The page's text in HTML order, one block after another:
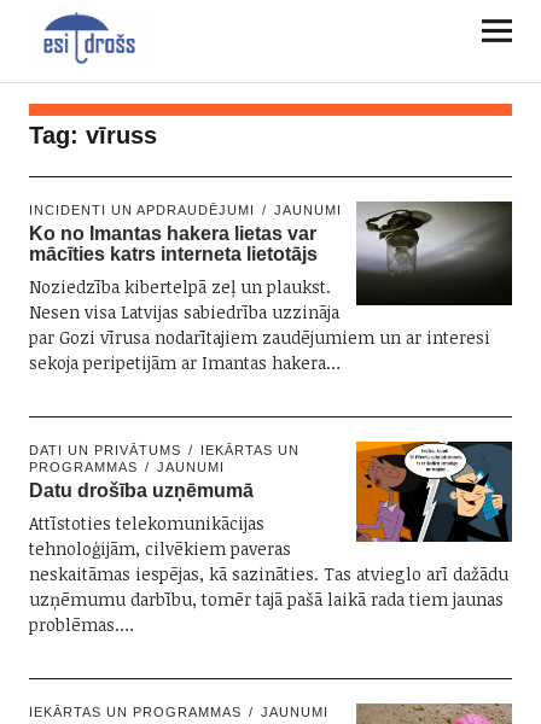
Tag: vīruss
INCIDENTI UN APDRAUDĒJUMI JAUNUMI
Ko no Imantas hakera lietas var
mācīties katrs interneta lietotājs
Noziedzība kibertelpā zeļ un plaukst.
Nesen visa Latvijas sabiedrība uzzināja
par Gozi vīrusa nodarītajiem zaudējumiem un ar interesi
sekoja peripetijām ar Imantas hakera…
DATI UN PRIVĀTUMS
IEKĀRTAS UN
PROGRAMMAS
JAUNUMI
Datu drošība uzņēmumā
Attīstoties telekomunikācijas
tehnoloģijām, cilvēkiem paveras
neskaitāmas iespējas, kā sazināties. Tas atvieglo arī dažādu
uzņēmumu darbību, tomēr tajā pašā laikā rada tiem jaunas
problēmas.…
IEKĀRTAS UN PROGRAMMAS JAUNUMI